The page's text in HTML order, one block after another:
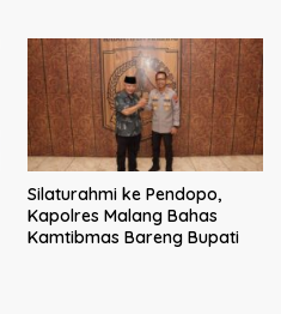
Silaturahmi ke Pendopo,
Kapolres Malang Bahas
Kamtibmas Bareng Bupati